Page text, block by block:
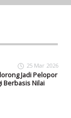
25 Mar 2026
Jadi Pelopor
Berbasis Nilai